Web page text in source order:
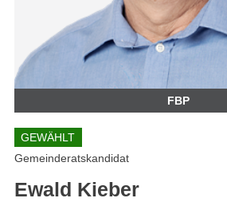
FBP
GEWÄHLT
Gemeinderatskandidat
Ewald Kieber